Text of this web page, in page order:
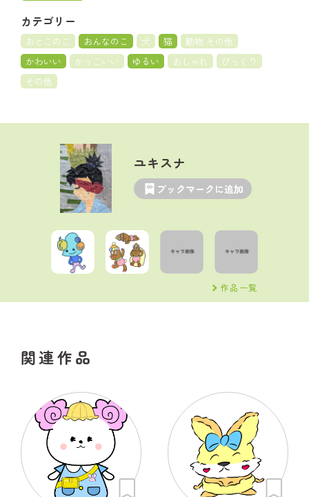
カテゴリー
おとこのこ おんなのこ 犬 猫
動物 その他
かわいい
かっこいい ゆるい おしゃれ
びっくり
その他
ユキスナ
ブックマークに追加
作品一覧
関連作品